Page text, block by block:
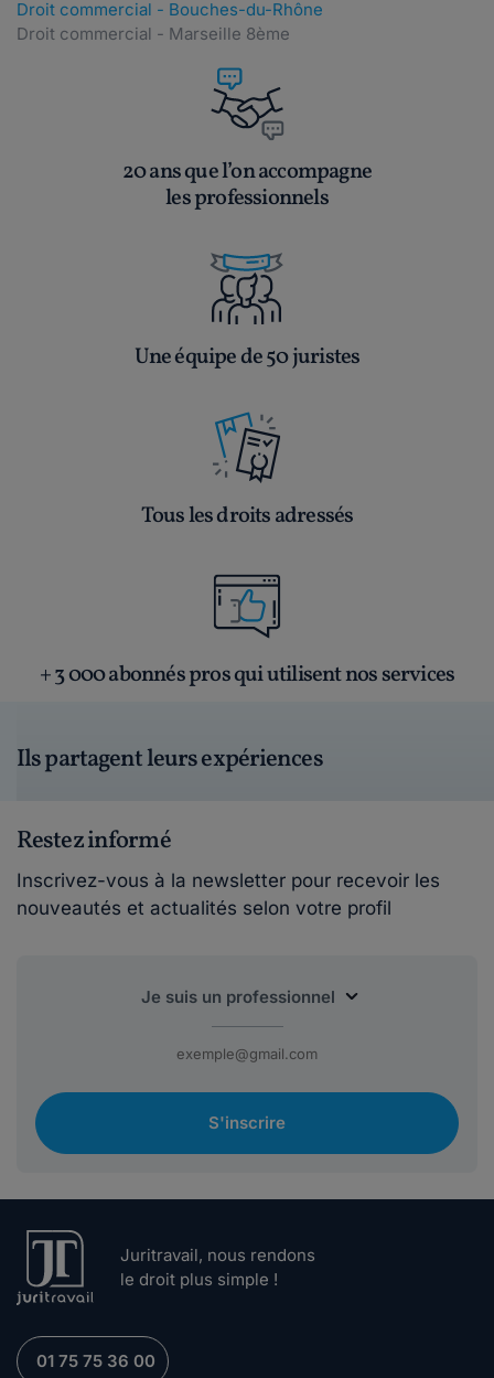
Droit commercial - Bouches-du-Rhône
Droit commercial - Marseille 8ème
20 ans que l’on accompagne
les professionnels
Une équipe de 50 juristes
Tous les droits adressés
+ 3 000 abonnés pros qui utilisent nos services
Ils partagent leurs expériences
Restez informé
Inscrivez-vous à la newsletter pour recevoir les
nouveautés et actualités selon votre profil
S'inscrire
Juritravail, nous rendons
le droit plus simple !
01 75 75 36 00